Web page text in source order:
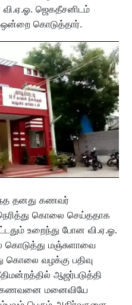
ஜெகதீசனிடம்
ஒன்றை கொடுத்தார்.
தனது கணவர்
கொலை செய்ததாக
உறைந்து போன வி.ஏ.ஓ.
கொடுத்து மஞ்சுளாவை
வழக்கு பதிவு
ஆஜர்படுத்தி
கணவனை மனைவியே